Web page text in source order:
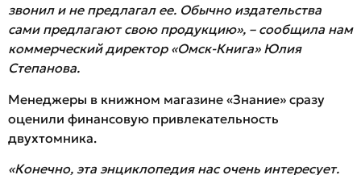
звонил и не предлагал ее. Обычно издательства
сами предлагают свою продукцию», – сообщила нам
коммерческий директор «Омск-Книга» Юлия
Степанова.
Менеджеры в книжном магазине «Знание» сразу
оценили финансовую привлекательность
двухтомника.
«Конечно, эта энциклопедия нас очень интересует.